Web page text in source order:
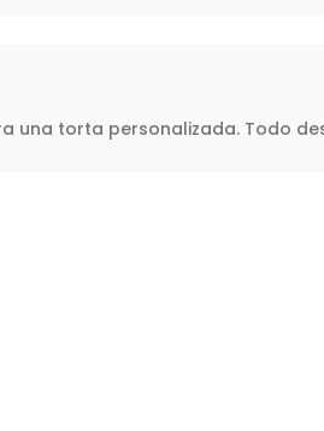
una torta personalizada. Todo